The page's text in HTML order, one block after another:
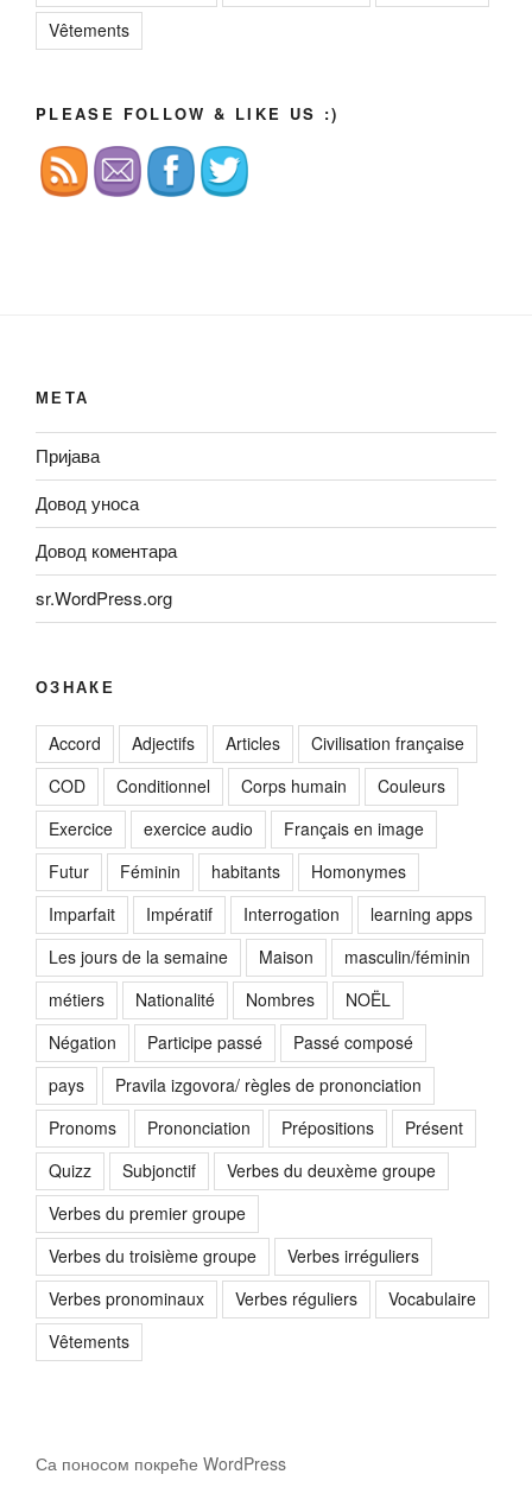
Vêtements
PLEASE FOLLOW & LIKE US :)
МЕТА
Пријава
Довод уноса
Довод коментара
sr.WordPress.org
ОЗНАКЕ
Accord Adjectifs Articles
Civilisation française
COD
Conditionnel Corps humain
Couleurs
Exercice
exercice audio
Français en image
Futur
Féminin habitants
Homonymes
Imparfait
Impératif Interrogation
learning apps
Les jours de la semaine
Maison
masculin/féminin
métiers
Nationalité Nombres
NOËL
Négation
Participe passé
Passé composé
pays
Pravila izgovora/ règles de prononciation
Pronoms
Prononciation Prépositions
Présent
Quizz
Subjonctif
Verbes du deuxème groupe
Verbes du premier groupe
Verbes du troisième groupe
Verbes irréguliers
Verbes pronominaux
Verbes réguliers
Vocabulaire
Vêtements
Са поносом покреће WordPress